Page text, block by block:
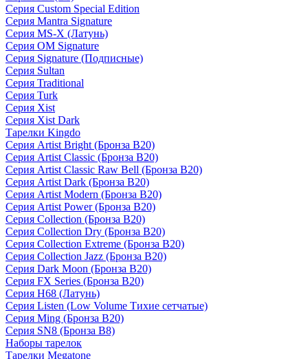
Серия Custom Special Edition
Серия Mantra Signature
Серия MS-X (Латунь)
Серия OM Signature
Серия Signature (Подписные)
Серия Sultan
Серия Traditional
Серия Turk
Серия Xist
Серия Xist Dark
Тарелки Kingdo
Серия Artist Bright (Бронза B20)
Серия Artist Classic (Бронза B20)
Серия Artist Classic Raw Bell (Бронза B20)
Серия Artist Dark (Бронза B20)
Серия Artist Modern (Бронза B20)
Серия Artist Power (Бронза B20)
Серия Collection (Бронза B20)
Серия Collection Dry (Бронза B20)
Серия Collection Extreme (Бронза B20)
Серия Collection Jazz (Бронза B20)
Серия Dark Moon (Бронза B20)
Серия FX Series (Бронза B20)
Серия H68 (Латунь)
Серия Listen (Low Volume Тихие сетчатые)
Серия Ming (Бронза B20)
Серия SN8 (Бронза B8)
Наборы тарелок
Тарелки Megatone